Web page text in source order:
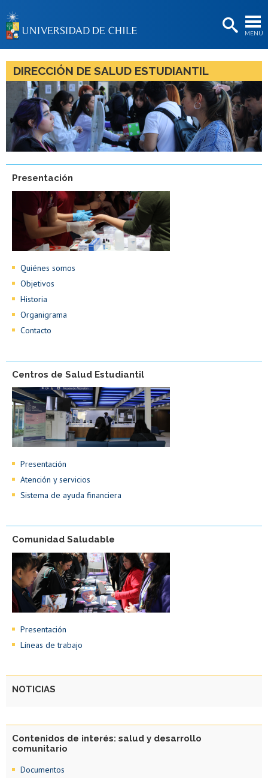
MENÚ
BIBLIOTECAS
LA UNIVERSIDAD
Postulantes
Estudiantes
Académicas/os
DIRECCIÓN DE SALUD ESTUDIANTIL
Presentación
Quiénes somos
Objetivos
Historia
Organigrama
Contacto
Centros de Salud Estudiantil
Presentación
Atención y servicios
Sistema de ayuda financiera
Comunidad Saludable
Presentación
Líneas de trabajo
NOTICIAS
Contenidos de interés: salud y desarrollo
comunitario
Documentos